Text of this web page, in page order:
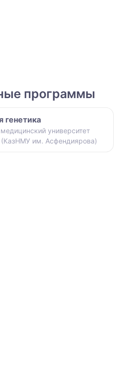
программы
генетика
университет
им. Асфендиярова)